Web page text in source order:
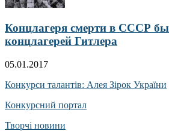
Концлагеря смерти в СССР
концлагерей Гитлера
05.01.2017
Конкурси талантів: Алея Зірок України
Конкурсний портал
Творчі новини